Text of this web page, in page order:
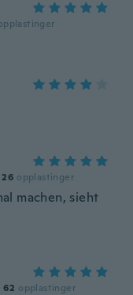
26 opplastinger
machen, sieht
62 opplastinger